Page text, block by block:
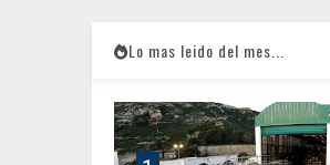
Lo mas leido del mes...